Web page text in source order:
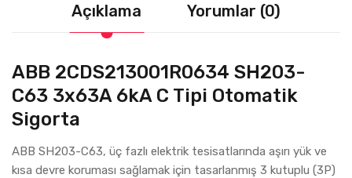
Açıklama Yorumlar (0)
ABB 2CDS213001R0634 SH203-
C63 3x63A 6kA C Tipi Otomatik
Sigorta
ABB SH203-C63, üç fazlı elektrik tesisatlarında aşırı yük ve
kısa devre koruması sağlamak için tasarlanmış 3 kutuplu (3P)